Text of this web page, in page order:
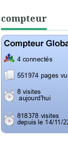
compteur